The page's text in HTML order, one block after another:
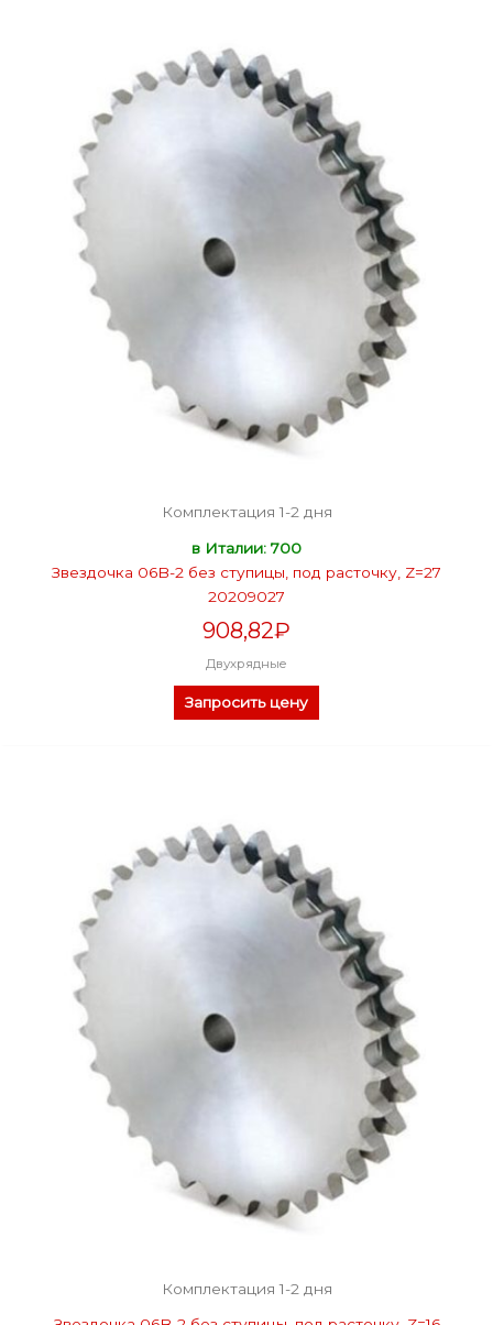
Комплектация 1-2 дня
в Италии: 700
Звездочка 06B-2 без ступицы, под расточку, Z=27
20209027
908,82₽
Двухрядные
Запросить цену
Комплектация 1-2 дня